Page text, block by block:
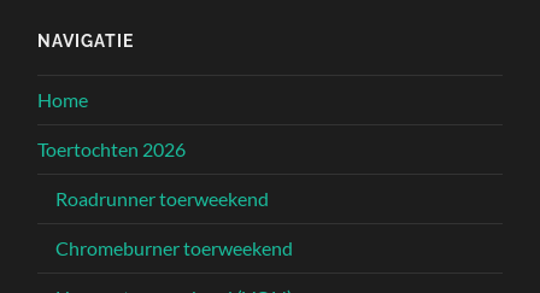
NAVIGATIE
Home
Toertochten 2026
Roadrunner toerweekend
Chromeburner toerweekend